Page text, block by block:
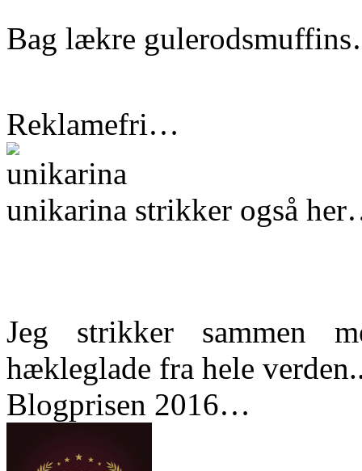
Bag lækre
Reklamefri…
unikarina strikker også
Jeg strikker sammen
hækleglade fra hele
Blogprisen 2016…